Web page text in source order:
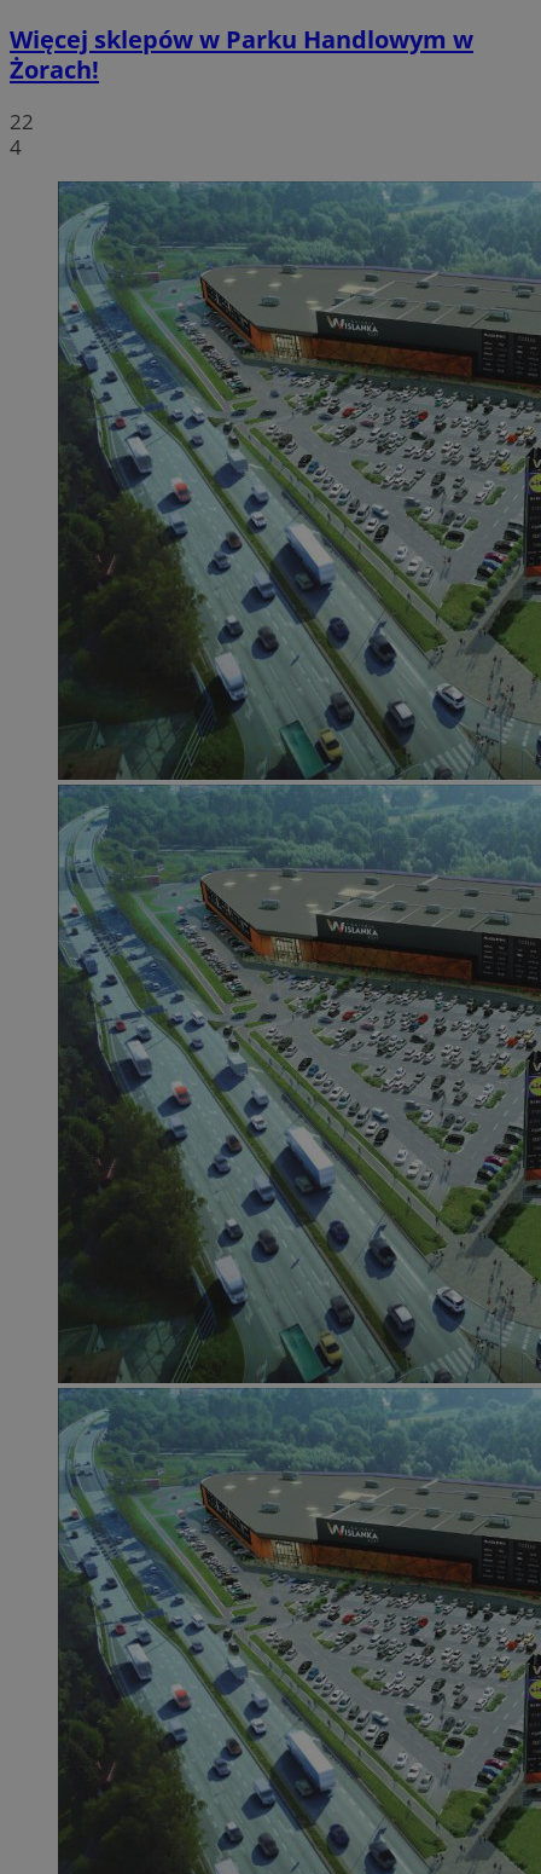
Więcej sklepów w Parku Handlowym w
Żorach!
22
4